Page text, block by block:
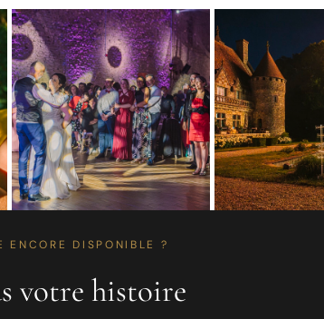
ENCORE DISPONIBLE ?
votre histoire